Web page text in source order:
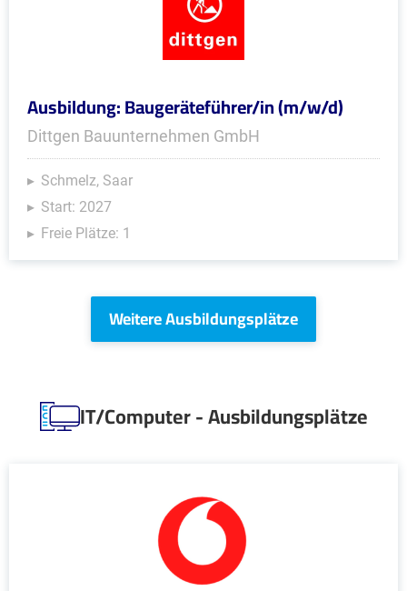
Ausbildung: Baugeräteführer/in (m/w/d)
Dittgen Bauunternehmen GmbH
Schmelz, Saar
Start: 2027
Freie Plätze: 1
Weitere Ausbildungsplätze
IT/Computer - Ausbildungsplätze